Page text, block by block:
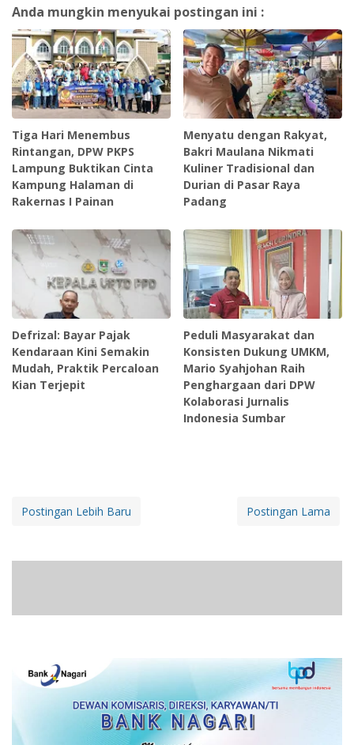
Anda mungkin menyukai postingan ini :
Tiga Hari Menembus
Rintangan, DPW PKPS
Lampung Buktikan Cinta
Kampung Halaman di
Rakernas I Painan
Menyatu dengan Rakyat,
Bakri Maulana Nikmati
Kuliner Tradisional dan
Durian di Pasar Raya
Padang
Defrizal: Bayar Pajak
Kendaraan Kini Semakin
Mudah, Praktik Percaloan
Kian Terjepit
Peduli Masyarakat dan
Konsisten Dukung UMKM,
Mario Syahjohan Raih
Penghargaan dari DPW
Kolaborasi Jurnalis
Indonesia Sumbar
Postingan Lebih Baru Postingan Lama